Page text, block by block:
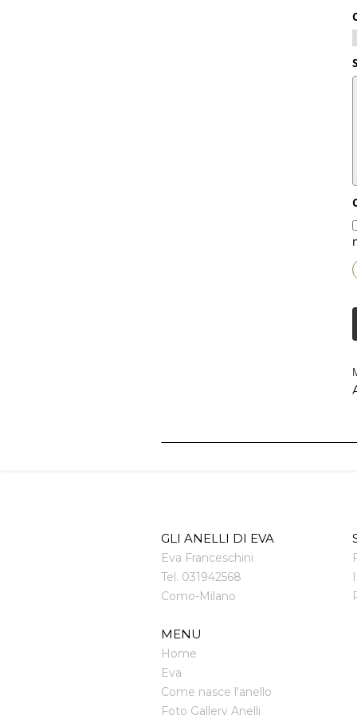
GLI ANELLI DI EVA
Eva Franceschini
Tel. 031942568
Como-Milano
MENU
Home
Eva
Come nasce l'anello
Foto Gallery Anelli